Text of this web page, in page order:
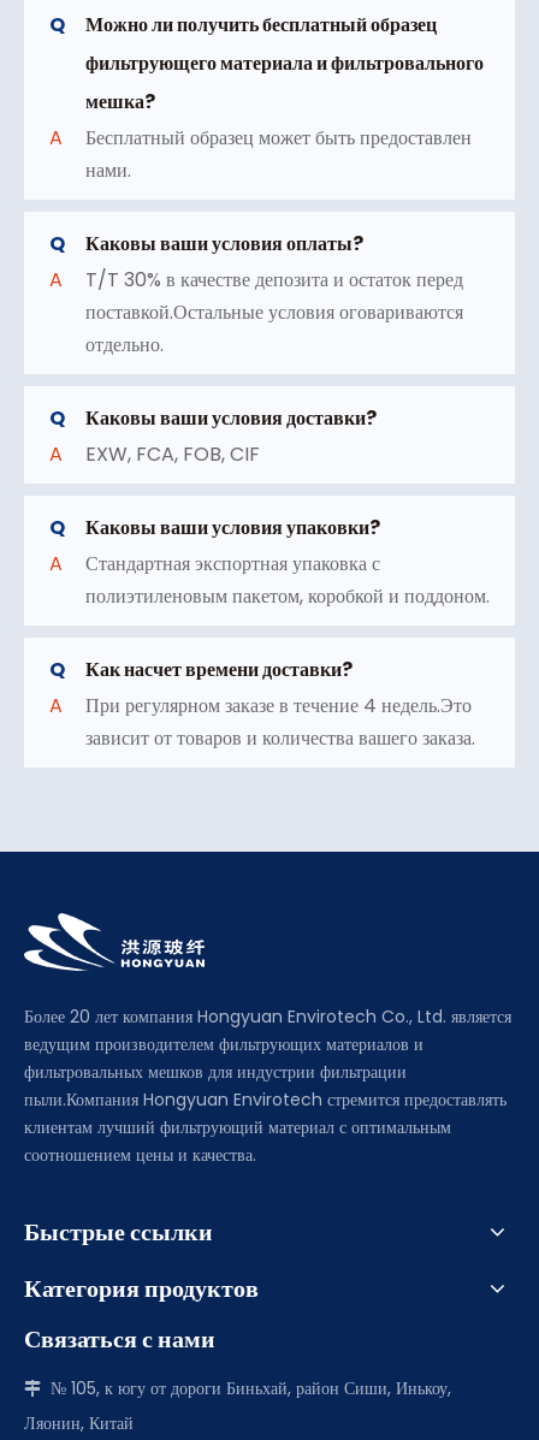
Q
Можно ли получить бесплатный образец
фильтрующего материала и фильтровального
мешка?
A
Бесплатный образец может быть предоставлен
нами.
Q
Каковы ваши условия оплаты?
A
T/T 30% в качестве депозита и остаток перед
поставкой.Остальные условия оговариваются
отдельно.
Q
Каковы ваши условия доставки?
A
EXW, FCA, FOB, CIF
Q
Каковы ваши условия упаковки?
A
Стандартная экспортная упаковка с
полиэтиленовым пакетом, коробкой и поддоном.
Q
Как насчет времени доставки?
A
При регулярном заказе в течение 4 недель.Это
зависит от товаров и количества вашего заказа.
Более 20 лет компания Hongyuan Envirotech Co., Ltd. является
ведущим производителем фильтрующих материалов и
фильтровальных мешков для индустрии фильтрации
пыли.Компания Hongyuan Envirotech стремится предоставлять
клиентам лучший фильтрующий материал с оптимальным
соотношением цены и качества.
Быстрые ссылки
Категория продуктов
Связаться с нами
 № 105, к югу от дороги Биньхай, район Сиши, Инькоу,
Ляонин, Китай